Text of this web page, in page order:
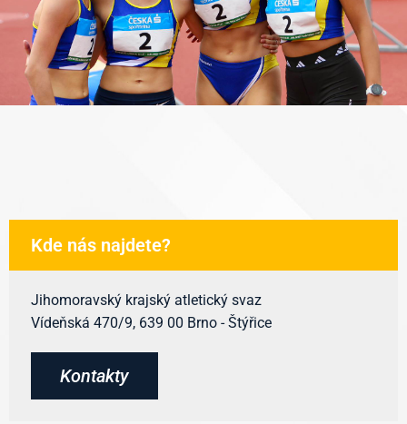
Kde nás najdete?
Jihomoravský krajský atletický svaz
Vídeňská 470/9, 639 00 Brno - Štýřice
Kontakty